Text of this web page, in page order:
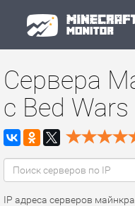
Сервера
с Bed Wars
IP адреса серверов